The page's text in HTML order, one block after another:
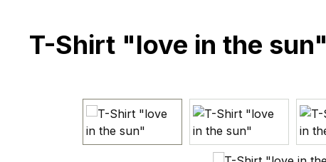
T-Shirt "love in the sun"
Bildergalerie überspringen